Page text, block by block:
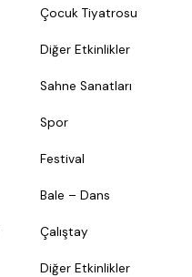
Çocuk Tiyatrosu
Diğer Etkinlikler
Sahne Sanatları
Spor
Festival
Bale – Dans
Çalıştay
Diğer Etkinlikler